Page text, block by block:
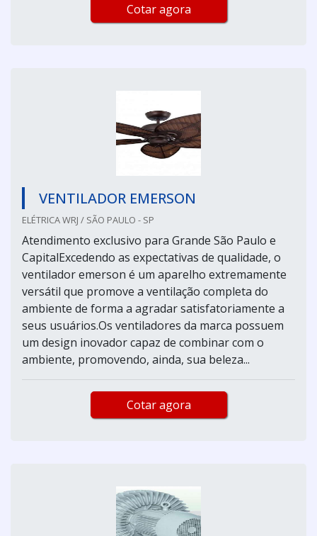
Cotar agora
VENTILADOR EMERSON
ELÉTRICA WRJ / SÃO PAULO - SP
Atendimento exclusivo para Grande São Paulo e
CapitalExcedendo as expectativas de qualidade, o
ventilador emerson é um aparelho extremamente
versátil que promove a ventilação completa do
ambiente de forma a agradar satisfatoriamente a
seus usuários.Os ventiladores da marca possuem
um design inovador capaz de combinar com o
ambiente, promovendo, ainda, sua beleza...
Cotar agora